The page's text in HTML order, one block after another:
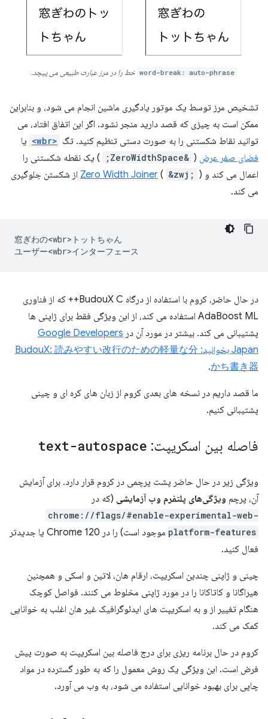
word-break: auto-phrase خط را در مرز عبارت طبیعی می پیچد.
تشخیص مرز توسط یک موتور یادگیری ماشین انجام می شود، و بنابراین
ممکن است به چیزی که قصد دارید منجر نشود. اگر این اتفاق افتاد، می
توانید نقاط شکستنی را به صورت دستی تنظیم کنید. تگ <wbr>
یا
فضای صفر عرض (
&ZeroWidthSpace;
) یک نقطه شکستنی را
اعمال می کند و
Zero Width Joiner ( &zwj;
) از شکستن جلوگیری
می کند.
窓ぎわの<wbr>トットちゃん
در حال حاضر، کروم با استفاده از درگاه BudouX C++ که از فناوری
AdaBoost ML استفاده می کند، از این ویژگی فقط برای ژاپنی ها
پشتیبانی می کند. بیشتر در مورد آن در Google Developers
Japan بخوانید: BudouX: 読みやすい改行のための軽量な分
かち書き器
.
ما قصد داریم در نسخه های بعدی کروم از زبان های کره ای و چینی
پشتیبانی کنیم.
فاصله بین اسکریپت: text-autospace
ویژگی زیر در حال حاضر پشت پرچمی در کروم قرار دارد. برای آزمایش
آن، پرچم ویژگی‌های پلتفرم وب آزمایشی (که در
chrome://flags/#enable-experimental-web-
platform-features
موجود است) را در Chrome 120 یا جدیدتر
فعال کنید.
چینی و ژاپنی چندین اسکریپت، ارقام هان، لاتین و اسکی و همچنین
هیراگانا و کاتاکانا را در مورد ژاپنی مخلوط می کنند. فواصل کوچک
هنگام تغییر از و به اسکریپت های ایدئوگرافیک غیر هان اغلب به خوانایی
کمک می کند.
کروم در حال برنامه ریزی برای درج فاصله بین اسکریپت به صورت پیش
فرض است. این ویژگی یک روش معمول را که به طور گسترده در مواد
چاپی برای بهبود خوانایی استفاده می شود، به وب می آورد.